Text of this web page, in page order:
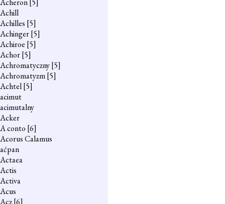
Acheron[5]
Achill
Achilles [5]
Achinger[5]
Achiroe [5]
Achor[5]
Achromatyczny[5]
Achromatyzm[5]
Achtel[5]
acimut
acimutalny
Acker
A conto [6]
Acorus Calamus
aćpan
Actaea
Actis
Activa
Acus
Acz[6]